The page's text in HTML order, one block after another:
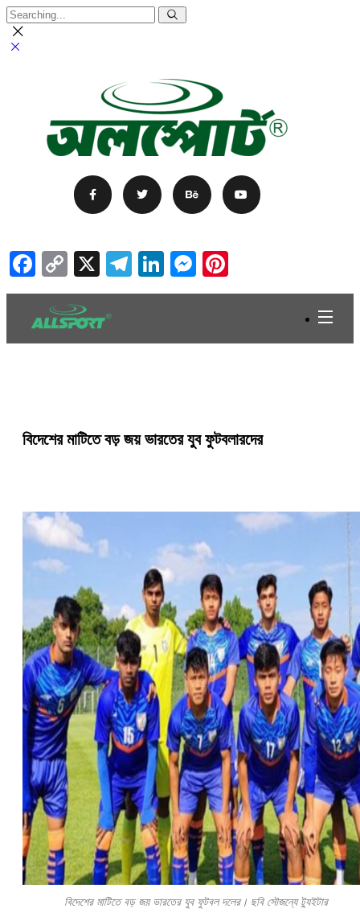
Facebook
Copy
Link
X Telegram
LinkedIn
Messenger
বিদেশের মাটিতে বড় জয় ভারতের যুব ফুটবলারদের
বিদেশের মাটিতে বড় জয় ভারতের যুব ফুটবল দলের। ছবি সৌজন্যে ট্যুইটার